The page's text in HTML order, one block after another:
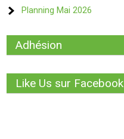
Planning Mai 2026
Adhésion
Like Us sur Facebook